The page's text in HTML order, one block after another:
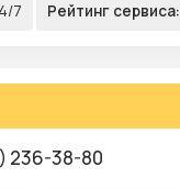
7 Рейтинг сервиса:
236-38-80